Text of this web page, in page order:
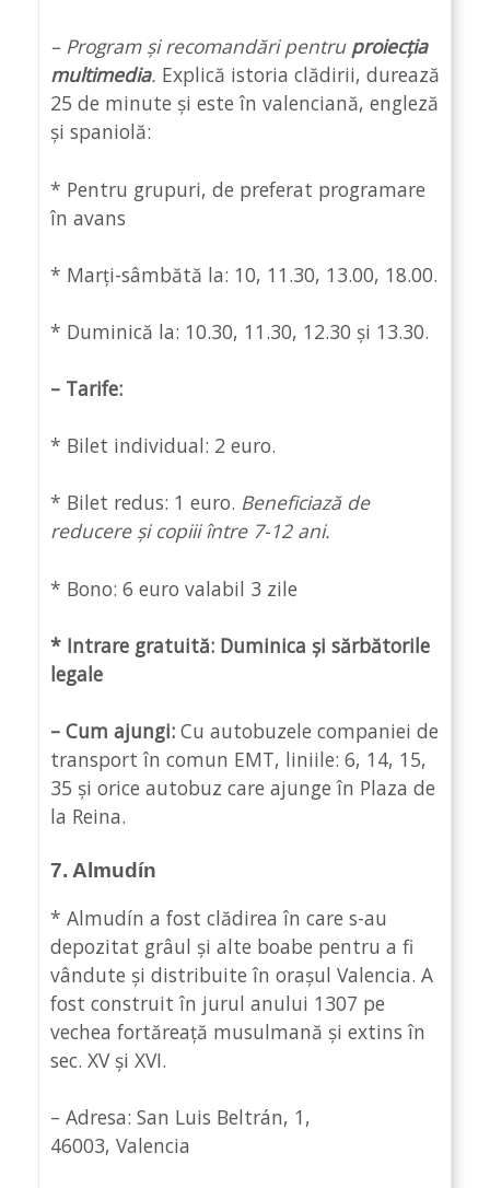
– Program și recomandări pentru proiecția
multimedia. Explică istoria clădirii, durează
25 de minute și este în valenciană, engleză
și spaniolă:
* Pentru grupuri, de preferat programare
în avans
* Marți-sâmbătă la: 10, 11.30, 13.00, 18.00.
* Duminică la: 10.30, 11.30, 12.30 și 13.30.
– Tarife:
* Bilet individual: 2 euro.
* Bilet redus: 1 euro. Beneficiază de
reducere și copiii între 7-12 ani.
* Bono: 6 euro valabil 3 zile
* Intrare gratuită: Duminica și sărbătorile
legale
– Cum ajungi: Cu autobuzele companiei de
transport în comun EMT, liniile: 6, 14, 15,
35 și orice autobuz care ajunge în Plaza de
la Reina.
7. Almudín
* Almudín a fost clădirea în care s-au
depozitat grâul și alte boabe pentru a fi
vândute și distribuite în orașul Valencia. A
fost construit în jurul anului 1307 pe
vechea fortăreață musulmană și extins în
sec. XV și XVI.
– Adresa: San Luis Beltrán, 1,
46003, Valencia